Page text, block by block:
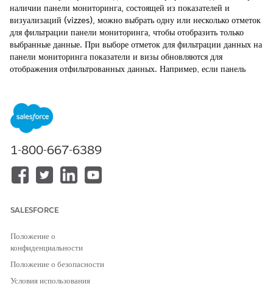
наличии панели мониторинга, состоящей из показателей и
визуализаций (vizzes), можно выбрать одну или несколько отметок
для фильтрации панели мониторинга, чтобы отобразить только
выбранные данные. При выборе отметок для фильтрации данных на
панели мониторинга показатели и визы обновляются для
отображения отфильтрованных данных. Например, если панель
отфильтровать панель мониторинга для отображения данных только
для этого региона. Или можно выбрать несколько категорий и
регион для фильтрации панели мониторинга, используя разные
Для предоставления общего
доступа к показателям,
панелям мониторинга и визави
1-800-667-6389
SALESFORCE
Положение о
конфиденциальности
Положение о безопасности
Условия использования